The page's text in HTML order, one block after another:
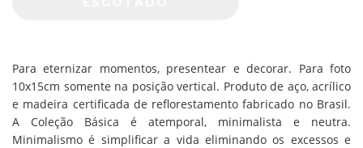
Para eternizar momentos, presentear e decorar. Para foto
10x15cm somente na posição vertical. Produto de aço, acrílico
e madeira certificada de reflorestamento fabricado no Brasil.
A Coleção Básica é atemporal, minimalista e neutra.
Minimalismo é simplificar a vida eliminando os excessos e